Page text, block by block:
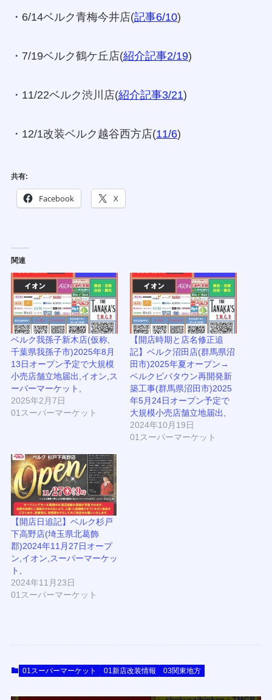
・6/14ベルク青梅今井店(記事6/10)
・7/19ベルク鶴ケ丘店(紹介記事2/19)
・11/22ベルク渋川店(紹介記事3/21)
・12/1改装ベルク越谷西方店(11/6)
共有:
Facebook X
関連
ベルク我孫子新木店(仮称,
千葉県我孫子市)2025年8月
13日オープン予定で大規模
小売店舗立地届出,イオン,ス
ーパーマーケット,
2025年2月7日
01スーパーマーケット
【開店時期と店名修正追
記】ベルク沼田店(群馬県沼
田市)2025年夏オープン→
ベルクビバタウン再開発新
築工事(群馬県沼田市)2025
年5月24日オープン予定で
大規模小売店舗立地届出,
2024年10月19日
01スーパーマーケット
【開店日追記】ベルク杉戸
下高野店(埼玉県北葛飾
郡)2024年11月27日オープ
ン,イオン,スーパーマーケッ
ト,
2024年11月23日
01スーパーマーケット
01スーパーマーケット 01新店改装情報 03関東地方